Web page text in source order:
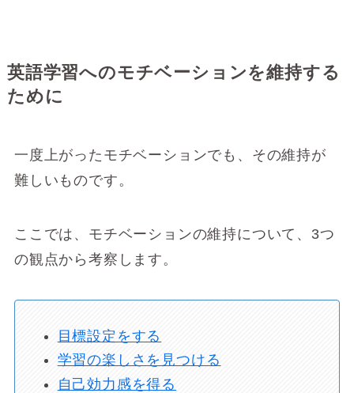
英語学習へのモチベーションを維持する
ために
一度上がったモチベーションでも、その維持が
難しいものです。
ここでは、モチベーションの維持について、3つ
の観点から考察します。
目標設定をする
学習の楽しさを見つける
自己効力感を得る